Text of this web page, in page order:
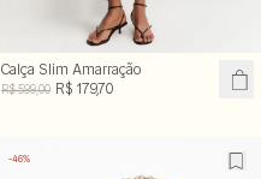
Calça Slim Amarração
R$ 599,00 R$ 179,70
-46%